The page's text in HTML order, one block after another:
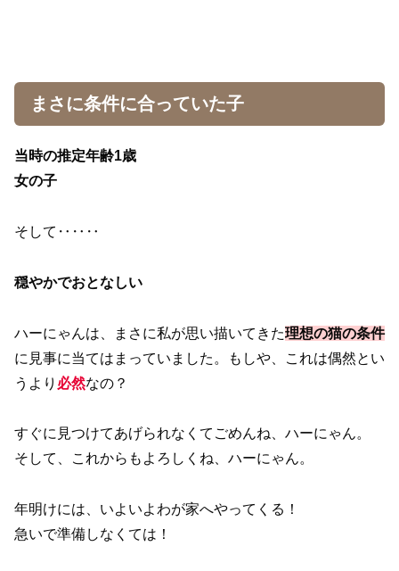
まさに条件に合っていた子
当時の推定年齢1歳
女の子
そして‥‥‥
穏やかでおとなしい
ハーにゃんは、まさに私が思い描いてきた理想の猫の条件
に見事に当てはまっていました。もしや、これは偶然とい
うより 必然なの？
すぐに見つけてあげられなくてごめんね、ハーにゃん。
そして、これからもよろしくね、ハーにゃん。
年明けには、いよいよわが家へやってくる！
急いで準備しなくては！